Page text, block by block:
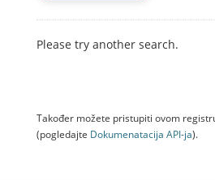
Please try another search.
Također možete pristupiti ovom
(pogledajte Dokumenаtаcijа API-jа).